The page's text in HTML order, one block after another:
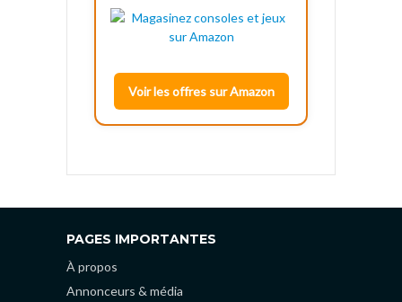
Voir les offres sur Amazon
PAGES IMPORTANTES
À propos
Annonceurs & média